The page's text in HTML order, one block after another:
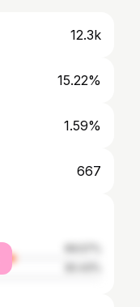
12.3k
15.22%
1.59%
667